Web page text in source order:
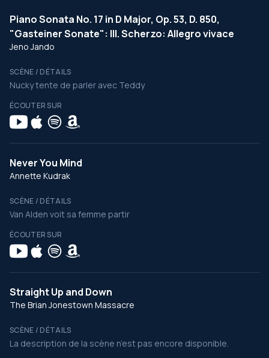
Piano Sonata No. 17 in D Major, Op. 53, D. 850,
"Gasteiner Sonate": III. Scherzo: Allegro vivace
Jeno Jando
SCÈNE / DÉTAILS
Nucky tente de parler avec Teddy
ÉCOUTER SUR
Never You Mind
Annette Kudrak
SCÈNE / DÉTAILS
Van Alden voit sa femme partir
ÉCOUTER SUR
Straight Up and Down
The Brian Jonestown Massacre
SCÈNE / DÉTAILS
La description de la scène n’est pas encore disponible.